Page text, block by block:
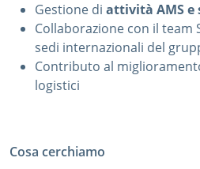
Gestione di attività AMS
Collaborazione con il team
sedi internazionali del
Contributo al
logistici
Cosa cerchiamo